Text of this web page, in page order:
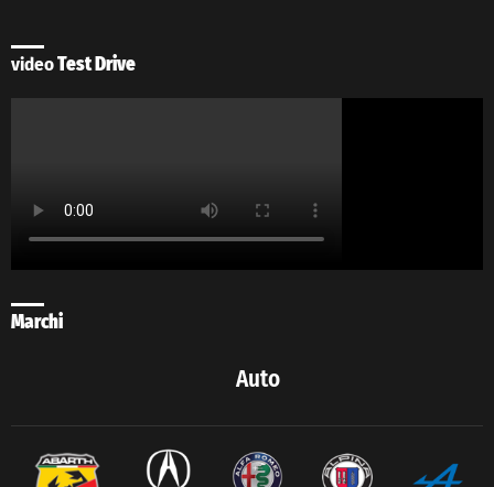
videoTest Drive
Marchi
Auto